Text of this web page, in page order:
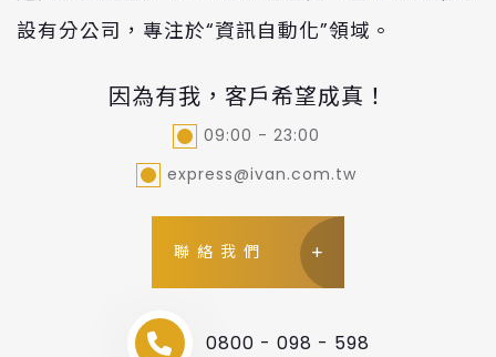
設有分公司，專注於“資訊自動化”領域。
因為有我，客戶希望成真！
09:00 - 23:00
express@ivan.com.tw
聯絡我們
0800 - 098 - 598